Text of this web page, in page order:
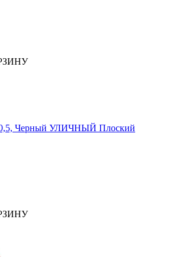
Черный УЛИЧНЫЙ Плоский